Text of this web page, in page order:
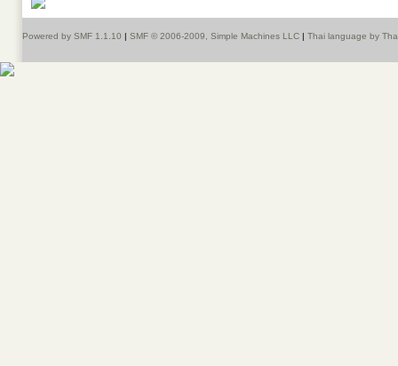
Powered by SMF 1.1.10 | SMF © 2006-2009, Simple Machines LLC | Thai language by